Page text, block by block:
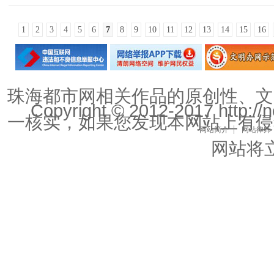
1 2 3 4 5 6 7 8 9 10 11 12 13 14 15 16
珠海都市网相关作品的原创性、
一核实，如果您发现本网站上有
网站将
Copyright © 2012-2017 http://
网站简介 网站律师